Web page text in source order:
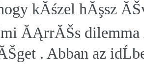
kĂśzel hĂşsz
ĂĄrrĂŠs
. Abban az